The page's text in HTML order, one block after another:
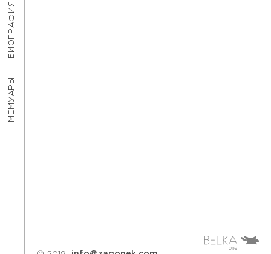
МЕМУАРЫ
БИОГРАФИЯ